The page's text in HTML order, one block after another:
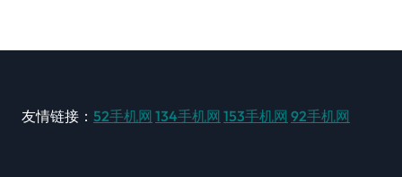
友情链接： 52手机网 134手机网 153手机网 92手机网